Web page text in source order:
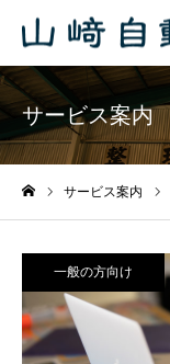
サービス案内
サービス案内
一般の方向け